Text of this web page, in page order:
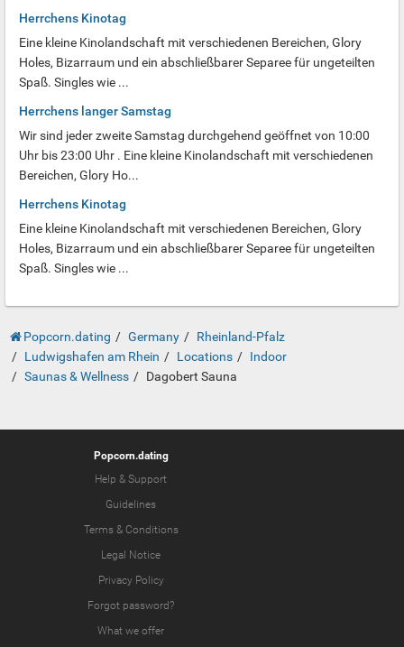
Herrchens Kinotag
Eine kleine Kinolandschaft mit verschiedenen Bereichen, Glory
Holes, Bizarraum und ein abschließbarer Separee für ungeteilten
Spaß. Singles wie ...
Herrchens langer Samstag
Wir sind jeder zweite Samstag durchgehend geöffnet von 10:00
Uhr bis 23:00 Uhr . Eine kleine Kinolandschaft mit verschiedenen
Bereichen, Glory Ho...
Herrchens Kinotag
Eine kleine Kinolandschaft mit verschiedenen Bereichen, Glory
Holes, Bizarraum und ein abschließbarer Separee für ungeteilten
Spaß. Singles wie ...
Popcorn.dating Germany
Rheinland-Pfalz
Ludwigshafen am Rhein
Locations
Indoor
Saunas & Wellness
Dagobert Sauna
Popcorn.dating
Help & Support
Guidelines
Terms & Conditions
Legal Notice
Privacy Policy
Forgot password?
What we offer